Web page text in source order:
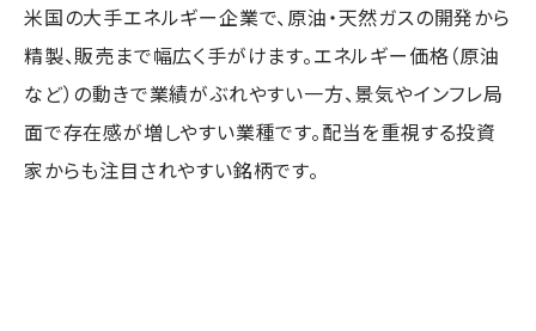
米国の大手エネルギー企業で、原油・天然ガスの開発から
精製、販売まで幅広く手がけます。エネルギー価格（原油
など）の動きで業績がぶれやすい一方、景気やインフレ局
面で存在感が増しやすい業種です。配当を重視する投資
家からも注目されやすい銘柄です。